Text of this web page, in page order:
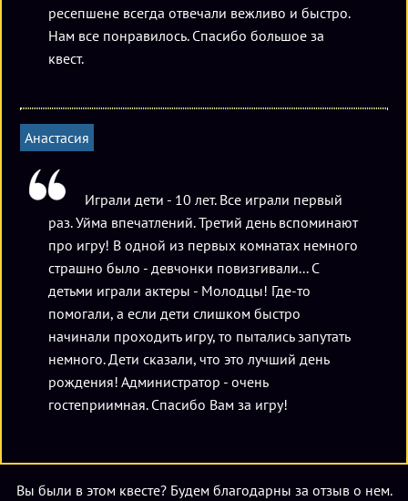
ресепшене всегда отвечали вежливо и быстро.
Нам все понравилось. Спасибо большое за
квест.
Анастасия
Играли дети - 10 лет. Все играли первый
раз. Уйма впечатлений. Третий день вспоминают
про игру! В одной из первых комнатах немного
страшно было - девчонки повизгивали... С
детьми играли актеры - Молодцы! Где-то
помогали, а если дети слишком быстро
начинали проходить игру, то пытались запутать
немного. Дети сказали, что это лучший день
рождения! Администратор - очень
гостеприимная. Спасибо Вам за игру!
Вы были в этом квесте? Будем благодарны за отзыв о нем.